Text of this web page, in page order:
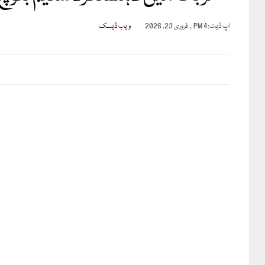
اپ ڈیٹ:4 PM , فروری 23, 2026 ویب ڈیسک